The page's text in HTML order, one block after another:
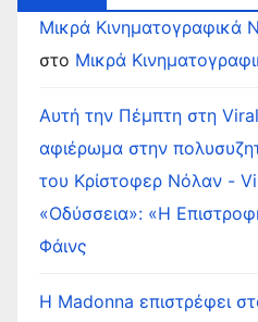
Μικρά Κινηματογραφικά
στο Μικρά
Αυτή την Πέμπτη στη
αφιέρωμα στην
του Κρίστοφερ Νόλαν -
«Οδύσσεια»: «Η
Φάινς
Η Madonna επιστρέφει